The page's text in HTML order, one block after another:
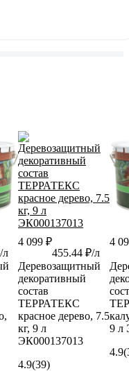
л
4 099 ₽
455.44 ₽/л
Деревозащитный
декоративный
состав
ТЕРРАТЕКС
красное дерево, 7.5
кг, 9 л
ЭК000137013
4.9(39)
4
9 л
4.9